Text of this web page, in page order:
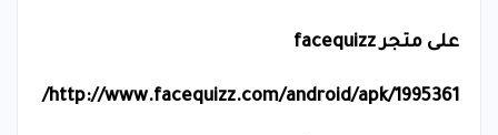
على متجرfacequizz
http://www.facequizz.com/android/apk/1995361
/